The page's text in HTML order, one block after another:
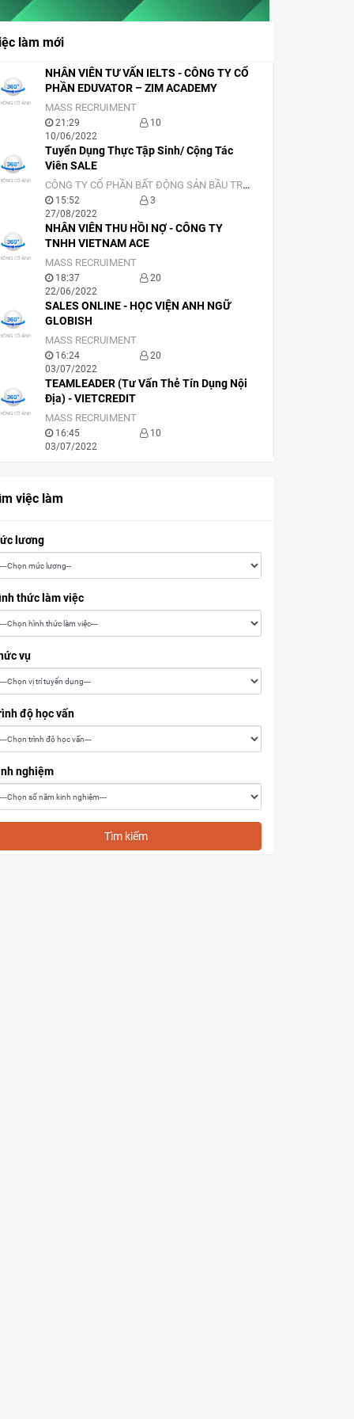
làm mới
NHÂN VIÊN TƯ VẤN IELTS - CÔNG TY CỔ
PHẦN EDUVATOR – ZIM ACADEMY
MASS RECRUIMENT
21:29
10/06/2022
10
Tuyển Dụng Thực Tập Sinh/ Cộng Tác
Viên SALE
CÔNG TY CỔ PHẦN BẤT ĐỘNG SẢN BẦU TRỜI SÀI GÒN
15:52
27/08/2022
3
NHÂN VIÊN THU HỒI NỢ - CÔNG TY
TNHH VIETNAM ACE
MASS RECRUIMENT
18:37
22/06/2022
20
SALES ONLINE - HỌC VIỆN ANH NGỮ
GLOBISH
MASS RECRUIMENT
16:24
03/07/2022
20
TEAMLEADER (Tư Vấn Thẻ Tín Dụng Nội
Địa) - VIETCREDIT
MASS RECRUIMENT
16:45
03/07/2022
10
việc làm
lương
thức làm việc
vụ
độ học vấn
nghiệm